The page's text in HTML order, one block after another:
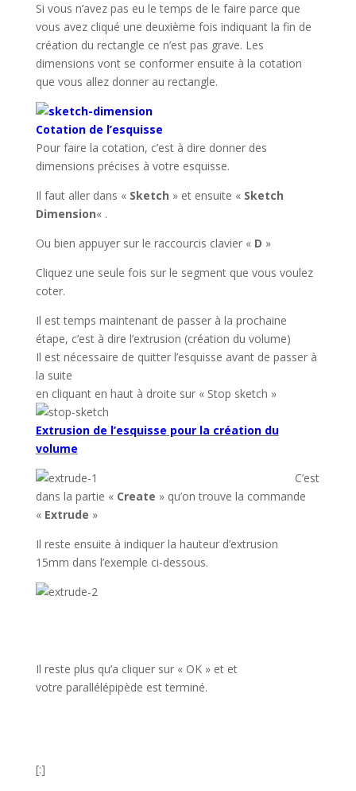
Si vous n’avez pas eu le temps de le faire parce que
vous avez cliqué une deuxième fois indiquant la fin de
création du rectangle ce n’est pas grave. Les
dimensions vont se conformer ensuite à la cotation
que vous allez donner au rectangle.
Cotation de l’esquisse
Pour faire la cotation, c’est à dire donner des
dimensions précises à votre esquisse.
Il faut aller dans « Sketch » et ensuite « Sketch
Dimension« .
Ou bien appuyer sur le raccourcis clavier « D »
Cliquez une seule fois sur le segment que vous voulez
coter.
Il est temps maintenant de passer à la prochaine
étape, c’est à dire l’extrusion (création du volume)
Il est nécessaire de quitter l’esquisse avant de passer à
la suite
en cliquant en haut à droite sur « Stop sketch »
Extrusion de l’esquisse pour la création du
volume
C’est
dans la partie « Create » qu’on trouve la commande
« Extrude »
Il reste ensuite à indiquer la hauteur d’extrusion
15mm dans l’exemple ci-dessous.
Il reste plus qu’a cliquer sur « OK » et et
votre parallélépipède est terminé.
[:]